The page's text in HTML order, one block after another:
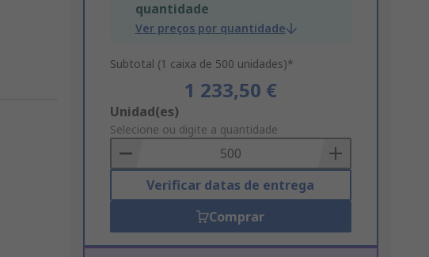
quantidade
Ver preços por quantidade
Subtotal (1 caixa de 500 unidades)*
1 233,50 €
Add
to
Basket
Unidad(es)
Selecione ou digite a quantidade
Verificar datas de entrega
Comprar